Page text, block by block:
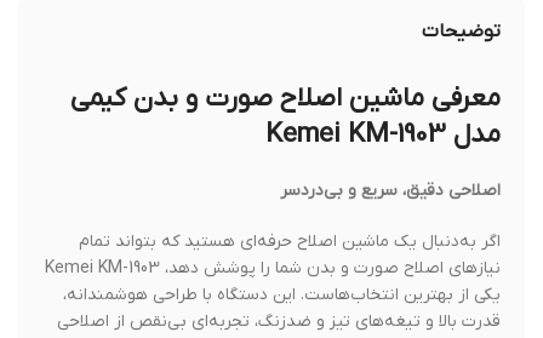
توضیحات
معرفی ماشین اصلاح صورت و بدن کیمی
مدل Kemei KM-1903
اصلاحی دقیق، سریع و بی‌دردسر
اگر به‌دنبال یک ماشین اصلاح حرفه‌ای هستید که بتواند تمام
نیازهای اصلاح صورت و بدن شما را پوشش دهد، Kemei KM-1903
یکی از بهترین انتخاب‌هاست. این دستگاه با طراحی هوشمندانه،
قدرت بالا و تیغه‌های تیز و ضدزنگ، تجربه‌ای بی‌نقص از اصلاحی